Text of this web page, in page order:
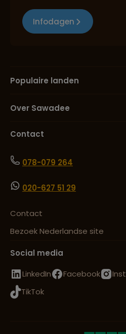
Infodagen
Populaire landen
Over Sawadee
Contact
078-079 264
020-627 51 29
Contact
Bezoek Nederlandse site
Social media
LinkedIn
Facebook
TikTok